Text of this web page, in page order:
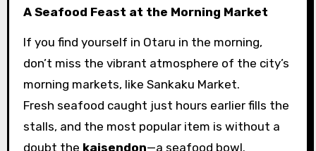
A Seafood Feast at the Morning Market
If you find yourself in Otaru in the morning,
don’t miss the vibrant atmosphere of the city’s
morning markets, like Sankaku Market.
Fresh seafood caught just hours earlier fills the
stalls, and the most popular item is without a
doubt the kaisendon—a seafood bowl.